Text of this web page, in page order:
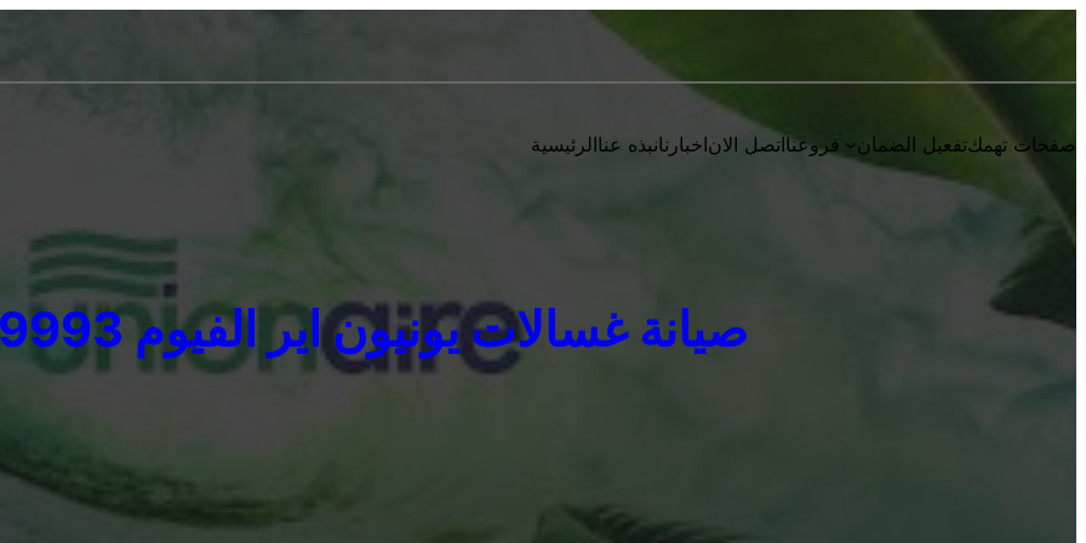
الرئيسيةنبذه عنااخبارنااتصل الانفروعنا تفعيل الضمانصفحات تهمك
صيانة غسالات يونيون اير الفيوم 01207619993